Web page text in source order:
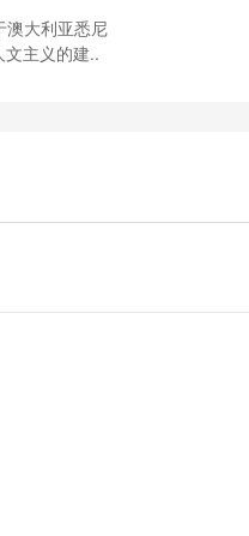
澳大利亚悉尼
主义的建..